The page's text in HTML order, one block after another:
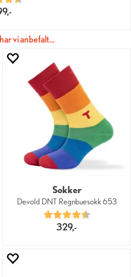
vi anbefalt…
Sokker
Devold DNT Regnbuesokk 653
Karakter:
4.8 av 5
329,-